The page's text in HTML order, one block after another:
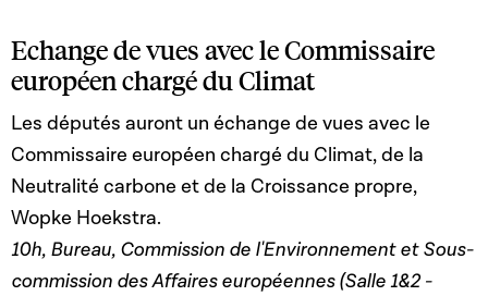
Echange de vues avec le Commissaire
européen chargé du Climat
Les députés auront un échange de vues avec le
Commissaire européen chargé du Climat, de la
Neutralité carbone et de la Croissance propre,
Wopke Hoekstra.
10h, Bureau, Commission de l'Environnement et Sous-
commission des Affaires européennes (Salle 1&2 -